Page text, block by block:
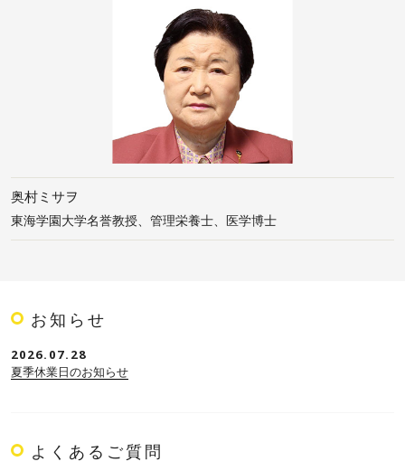
奥村ミサヲ
東海学園大学名誉教授、管理栄養士、医学博士
お知らせ
2026.07.28
夏季休業日のお知らせ
よくあるご質問